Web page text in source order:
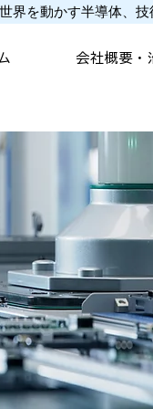
界を動かす半導体、
会社概要・